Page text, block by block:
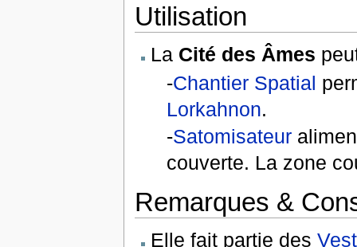
Utilisation
La Cité des Âmes
-Chantier Spatial
Lorkahnon.
-Satomisateur
couverte. La zone
Remarques &
Elle fait partie des